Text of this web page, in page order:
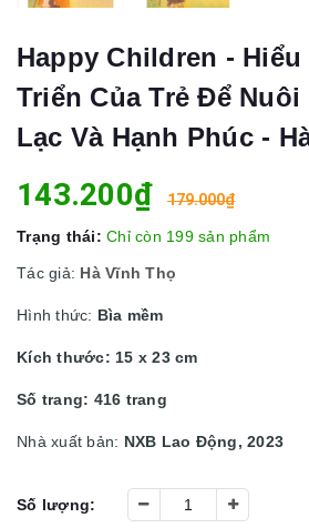
Happy Children - Hiểu
Triển Của Trẻ Để Nuôi
Lạc Và Hạnh Phúc -
143.200₫ 179.000₫
Trạng thái: Chỉ còn 199 sản phẩm
Tác giả: Hà Vĩnh Thọ
Hình thức: Bìa mềm
Kích thước: 15 x 23 cm
Số trang: 416 trang
Nhà xuất bản: NXB Lao Động, 2023
Số lượng: